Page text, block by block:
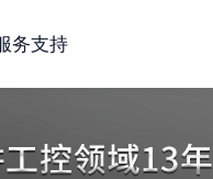
务支持